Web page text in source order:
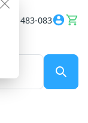
8182 483-083